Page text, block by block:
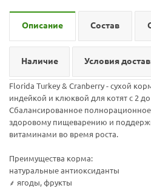
Описание Состав
Наличие Условия
Florida Turkey & Сranberry - сухой
индейкой и клюквой для котят с 2
Сбалансированное полнорационное
здоровому пищеварению и
витаминами во время роста.
Преимущества корма:
натуральные антиоксиданты
⸙ ягоды, фрукты